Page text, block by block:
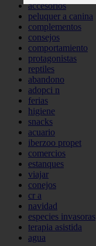
accesorios
peluquer a canina
complementos
consejos
comportamiento
protagonistas
reptiles
abandono
adopci n
ferias
higiene
snacks
acuario
iberzoo propet
comercios
estanques
viajar
conejos
cr a
navidad
especies invasoras
terapia asistida
agua